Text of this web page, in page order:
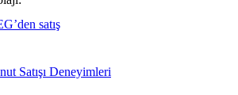
satış
Satışı Deneyimleri